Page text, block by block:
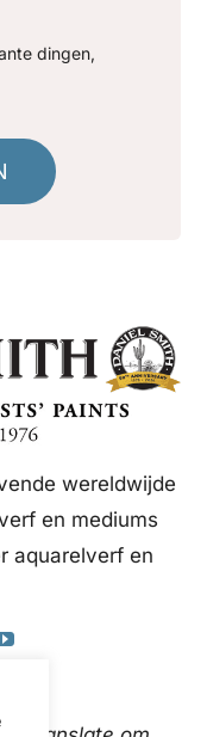
dingen,
wereldwijde
en mediums
aquarelverf en